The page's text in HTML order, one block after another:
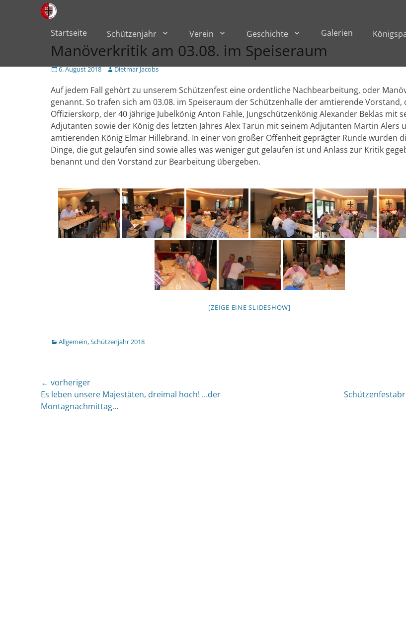
zum
Inhalt
überspringen
Primärmenü
Startseite Schützenjahr Verein Geschichte Galerien
Manöverkritik am 03.08. im Speiseraum
Veröffentlicht
6. August 2018 Author
Dietmar Jacobs
Auf jedem Fall gehört zu unserem Schützenfest eine ordentliche Nachbearbeitung, oder
genannt. So trafen sich am 03.08. im Speiseraum der Schützenhalle der amtierende Vorstand,
Offizierskorp, der 40 jährige Jubelkönig Anton Fahle, Jungschützenkönig Alexander Beklas mit
Adjutanten sowie der König des letzten Jahres Alex Tarun mit seinem Adjutanten Martin Alers
amtierenden König Elmar Hillebrand. In einer von großer Offenheit geprägter Runde wurden
Dinge, die gut gelaufen sind sowie alles was weniger gut gelaufen ist und Anlass zur Kritik
benannt und den Vorstand zur Bearbeitung übergeben.
[ZEIGE EINE SLIDESHOW]
Kategorien
Allgemein,Schützenjahr 2018
Beitragsnavigation
← vorheriger
Vorheriger
Beitrag:
Es leben unsere Majestäten, dreimal hoch! …der
Montagnachmittag…